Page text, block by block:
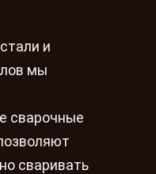
и
мы
сварочные
сваривать